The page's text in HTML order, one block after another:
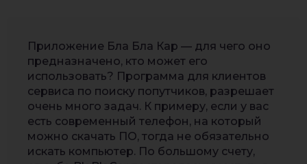
Приложение Бла Бла Кар — для чего оно
предназначено, кто может его
использовать? Программа для клиентов
сервиса по поиску попутчиков, разрешает
очень много задач. К примеру, если у вас
есть современный телефон, на который
можно скачать ПО, тогда не обязательно
искать компьютер. По большому счету,